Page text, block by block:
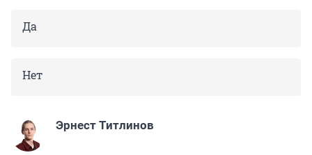
Да
Нет
Эрнест Титлинов